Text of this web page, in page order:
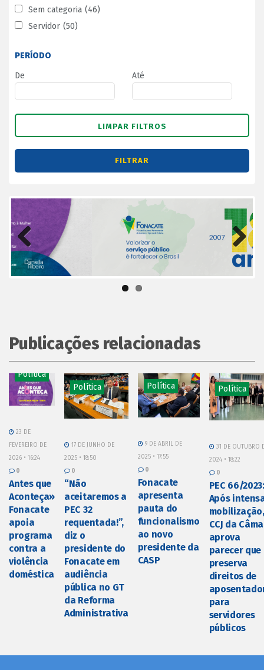
Sem categoria (46)
Servidor (50)
PERÍODO
De
Até
Previous Next
Publicações relacionadas
Política
23 DE
FEVEREIRO DE
2026 • 16:24
0
Antes que
Aconteça»
Fonacate
apoia
programa
contra a
violência
doméstica
Política
17 DE JUNHO DE
2025 • 18:50
0
“Não
aceitaremos a
PEC 32
requentada!”,
diz o
presidente do
Fonacate em
audiência
pública no GT
da Reforma
Administrativa
Política
9 DE ABRIL DE
2025 • 17:55
0
Fonacate
apresenta
pauta do
funcionalismo
ao novo
presidente da
CASP
Política
31 DE OUTUBRO
2024 • 18:22
0
PEC 66/2023:
Após
mobilização,
CCJ da
aprova
parecer que
preserva
direitos de
para
servidores
públicos